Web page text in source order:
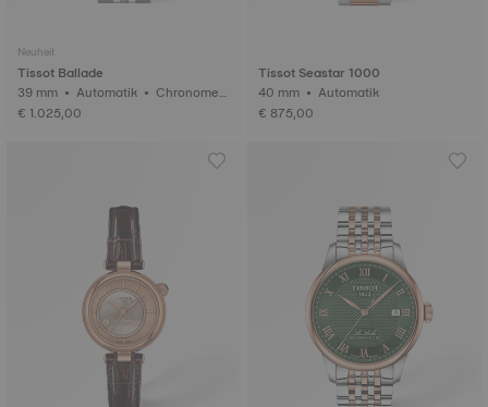
Neuheit
Tissot Ballade
39 mm • Automatik • Chronomet
er (COSC)
€ 1.025,00
Tissot Seastar 1000
40 mm • Automatik
€ 875,00